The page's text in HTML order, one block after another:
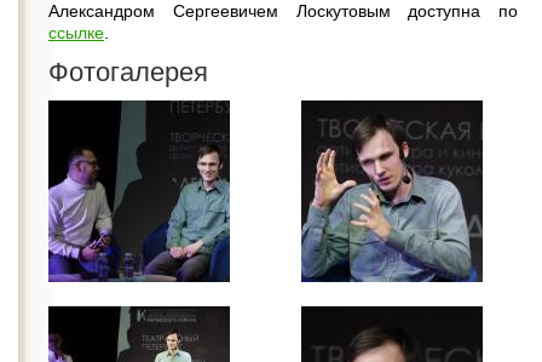
Александром Сергеевичем Лоскутовым доступна по
ссылке
Фотогалерея